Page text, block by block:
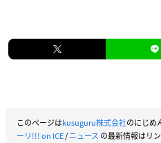
このページはkusuguru株式会社のにじめ
ーリ!!! on ICE/ニュース の最新情報はリ